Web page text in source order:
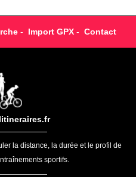
- Import GPX- Contact
la distance, la durée et le profil de
sportifs.